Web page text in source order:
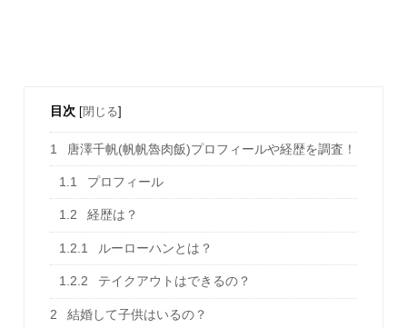
目次 [閉じる]
1 唐澤千帆(帆帆魯肉飯)プロフィールや経歴を調査！
1.1 プロフィール
1.2 経歴は？
1.2.1 ルーローハンとは？
1.2.2 テイクアウトはできるの？
2 結婚して子供はいるの？